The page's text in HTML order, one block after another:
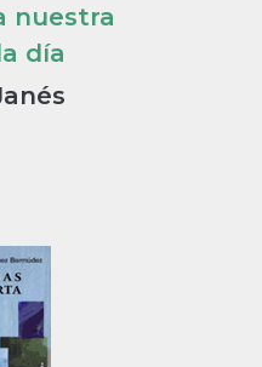
nuestra
día